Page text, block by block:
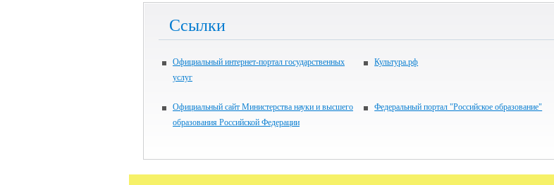
Ссылки
Официальный интернет-портал государственных
услуг
Культура.рф
Официальный сайт Министерства науки и высшего
образования Российской Федерации
Федеральный портал "Российское образование"